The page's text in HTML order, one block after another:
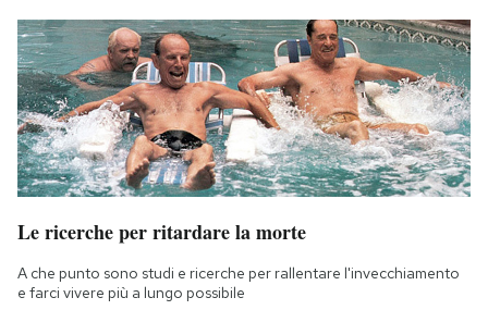
Le ricerche per ritardare la morte
A che punto sono studi e ricerche per rallentare l'invecchiamento
e farci vivere più a lungo possibile